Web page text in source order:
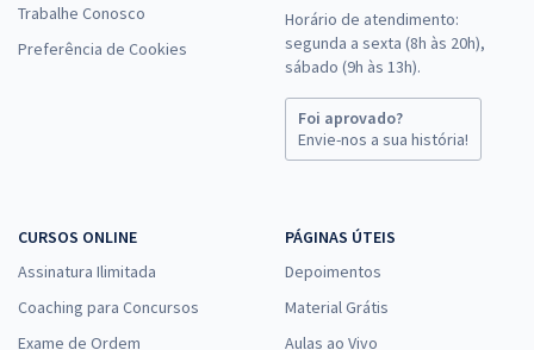
Trabalhe Conosco
Preferência de Cookies
Horário de atendimento:
segunda a sexta (8h às 20h),
sábado (9h às 13h).
Foi aprovado?
Envie-nos a sua história!
CURSOS ONLINE
Assinatura Ilimitada
Coaching para Concursos
Exame de Ordem
PÁGINAS ÚTEIS
Depoimentos
Material Grátis
Aulas ao Vivo